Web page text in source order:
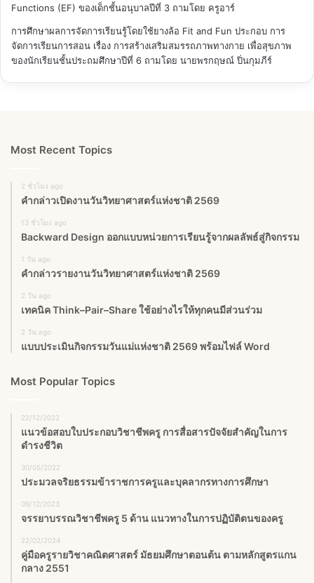
Functions (EF) ของเด็กชั้นอนุบาลปีที่ 3 ถามโดย ครูอาร์
การศึกษาผลการจัดการเรียนรู้โดยใช้ยางล้อ Fit and Fun ประกอบ การ
จัดการเรียนการสอน เรื่อง การสร้างเสริมสมรรถภาพทางกาย เพื่อสุขภาพ
ของนักเรียนชั้นประถมศึกษาปีที่ 6 ถามโดย นายพรกฤษณ์ ปิ่นกุมภีร์
Most Recent Topics
2 ชั่วโมง ago
คำกล่าวเปิดงานวันวิทยาศาสตร์แห่งชาติ 2569
13 ชั่วโมง ago
Backward Design ออกแบบหน่วยการเรียนรู้จากผลลัพธ์สู่กิจกรรม
1 วัน ago
คำกล่าวรายงานวันวิทยาศาสตร์แห่งชาติ 2569
2 วัน ago
เทคนิค Think–Pair–Share ใช้อย่างไรให้ทุกคนมีส่วนร่วม
2 วัน ago
แบบประเมินกิจกรรมวันแม่แห่งชาติ 2569 พร้อมไฟล์ Word
Most Popular Topics
22/12/2022
แนวข้อสอบใบประกอบวิชาชีพครู การสื่อสารปัจจัยสำคัญในการ
ดำรงชีวิต
30/05/2022
ประมวลจริยธรรมข้าราชการครูและบุคลากรทางการศึกษา
09/12/2023
จรรยาบรรณวิชาชีพครู 5 ด้าน แนวทางในการปฏิบัติตนของครู
22/02/2024
คู่มือครูรายวิชาคณิตศาสตร์ มัธยมศึกษาตอนต้น ตามหลักสูตรแกน
กลาง 2551